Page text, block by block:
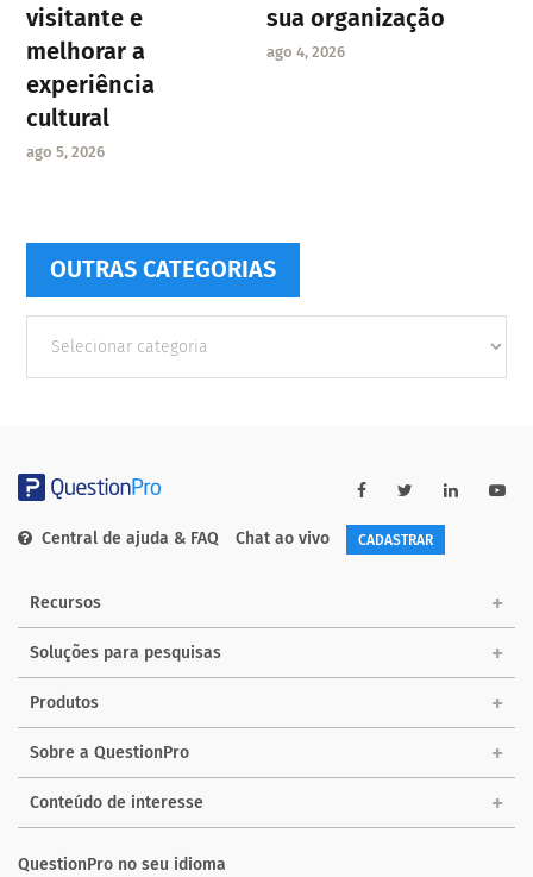
visitante e
melhorar a
experiência
cultural
ago 5, 2026
sua organização
ago 4, 2026
OUTRAS CATEGORIAS
Categorias
Central de ajuda & FAQ Chat ao vivo CADASTRAR
Recursos
Soluções para pesquisas
Produtos
Sobre a QuestionPro
Conteúdo de interesse
QuestionPro no seu idioma